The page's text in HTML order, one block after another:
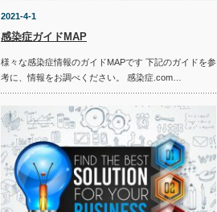
2021-4-1
感染症ガイドMAP
様々な感染症情報のガイドMAPです 下記のガイドを参
考に、情報をお調べください。 感染症.com…